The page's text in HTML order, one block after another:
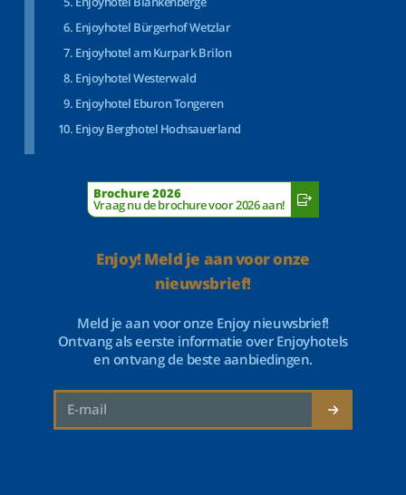
Enjoyhotel Bürgerhof Wetzlar
Enjoyhotel am Kurpark Brilon
Enjoyhotel Westerwald
Enjoyhotel Eburon Tongeren
Enjoy Berghotel Hochsauerland
Brochure 2026
Vraag nu de brochure voor 2026 aan!
Enjoy! Meld je aan voor onze
nieuwsbrief!
Meld je aan voor onze Enjoy nieuwsbrief!
Ontvang als eerste informatie over Enjoyhotels
en ontvang de beste aanbiedingen.